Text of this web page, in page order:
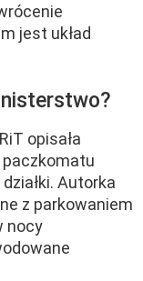
jest układ
opisała
Autorka
z parkowaniem
nocy